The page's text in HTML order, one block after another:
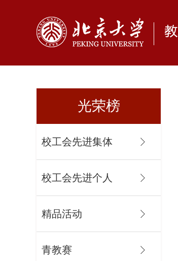
光荣榜
校工会先进集体
校工会先进个人
精品活动
青教赛